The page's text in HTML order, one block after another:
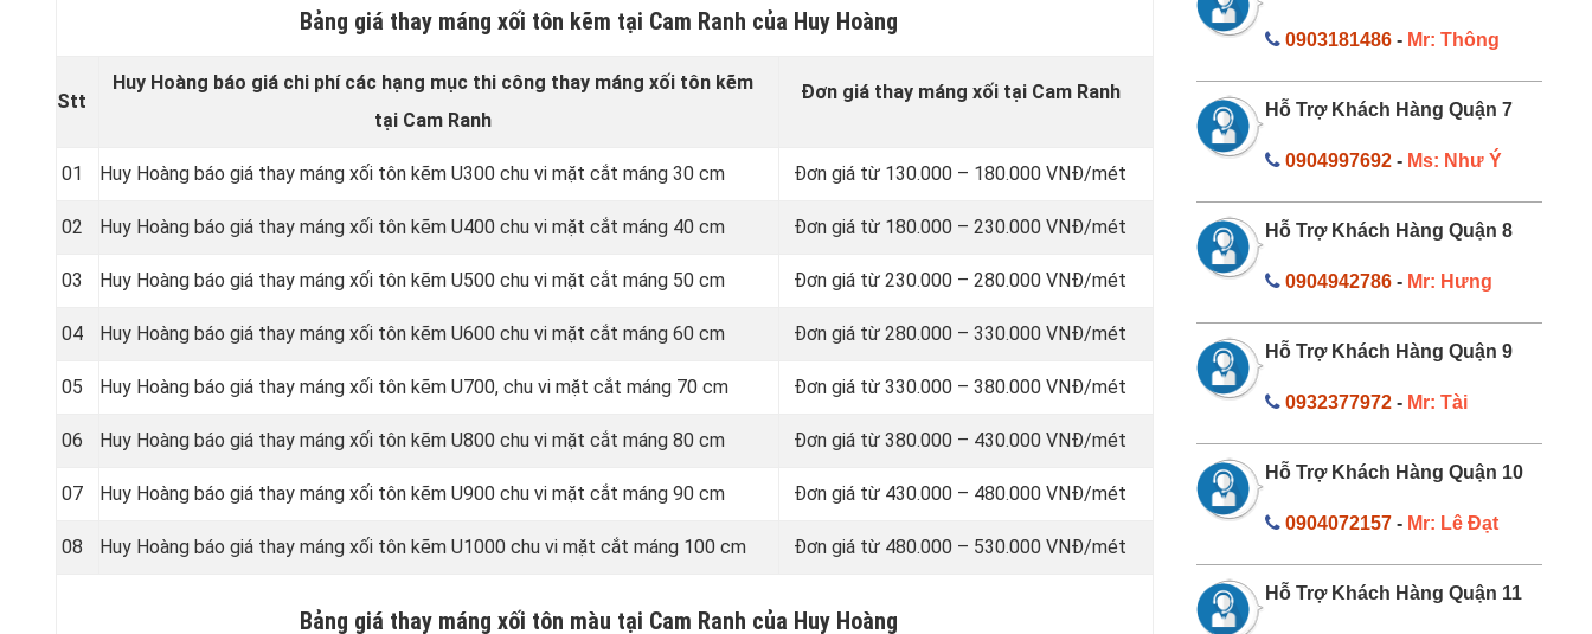
Bảng giá thay máng xối tôn kẽm tại Cam Ranh của Huy Hoàng
Stt
Huy Hoàng báo giá chi phí các hạng mục thi công thay máng xối tôn kẽm
tại Cam Ranh
Đơn giá thay máng xối tại Cam Ranh
01 Huy Hoàng báo giá thay máng xối tôn kẽm U300 chu vi mặt cắt máng 30 cm Đơn giá từ 130.000 – 180.000 VNĐ/mét
02 Huy Hoàng báo giá thay máng xối tôn kẽm U400 chu vi mặt cắt máng 40 cm Đơn giá từ 180.000 – 230.000 VNĐ/mét
03 Huy Hoàng báo giá thay máng xối tôn kẽm U500 chu vi mặt cắt máng 50 cm Đơn giá từ 230.000 – 280.000 VNĐ/mét
04 Huy Hoàng báo giá thay máng xối tôn kẽm U600 chu vi mặt cắt máng 60 cm Đơn giá từ 280.000 – 330.000 VNĐ/mét
05 Huy Hoàng báo giá thay máng xối tôn kẽm U700, chu vi mặt cắt máng 70 cm Đơn giá từ 330.000 – 380.000 VNĐ/mét
06 Huy Hoàng báo giá thay máng xối tôn kẽm U800 chu vi mặt cắt máng 80 cm Đơn giá từ 380.000 – 430.000 VNĐ/mét
07 Huy Hoàng báo giá thay máng xối tôn kẽm U900 chu vi mặt cắt máng 90 cm Đơn giá từ 430.000 – 480.000 VNĐ/mét
08 Huy Hoàng báo giá thay máng xối tôn kẽm U1000 chu vi mặt cắt máng 100 cm Đơn giá từ 480.000 – 530.000 VNĐ/mét
Bảng giá thay máng xối tôn màu tại Cam Ranh của Huy Hoàng
0903181486 - Mr: Thông
Hỗ Trợ Khách Hàng Quận 7
0904997692 - Ms: Như Ý
Hỗ Trợ Khách Hàng Quận 8
0904942786 - Mr: Hưng
Hỗ Trợ Khách Hàng Quận 9
0932377972 - Mr: Tài
Hỗ Trợ Khách Hàng Quận 10
0904072157 - Mr: Lê Đạt
Hỗ Trợ Khách Hàng Quận 11